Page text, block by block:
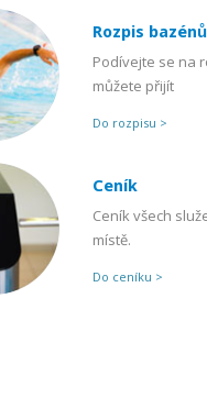
Rozpis
Podívejte se na
můžete přijít
Do rozpisu >
Ceník
Ceník všech
místě.
Do ceníku >